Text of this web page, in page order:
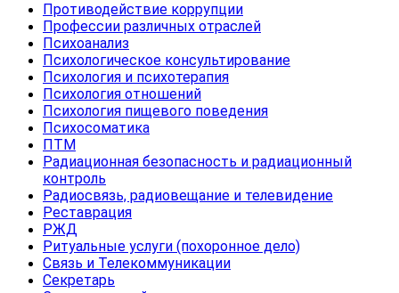
Противодействие коррупции
Профессии различных отраслей
Психоанализ
Психологическое консультирование
Психология и психотерапия
Психология отношений
Психология пищевого поведения
Психосоматика
ПТМ
Радиационная безопасность и радиационный
контроль
Радиосвязь, радиовещание и телевидение
Реставрация
РЖД
Ритуальные услуги (похоронное дело)
Связь и Телекоммуникации
Секретарь